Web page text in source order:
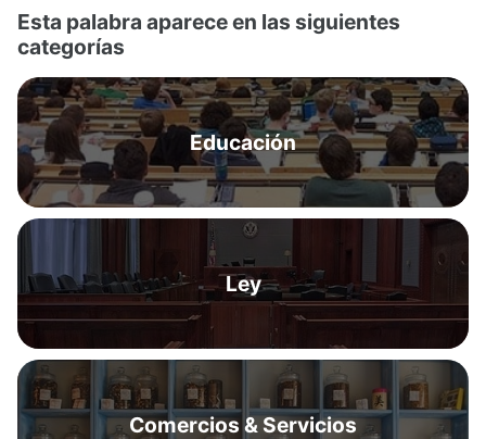
Esta palabra aparece en las siguientes
categorías
Educación
Ley
Comercios & Servicios